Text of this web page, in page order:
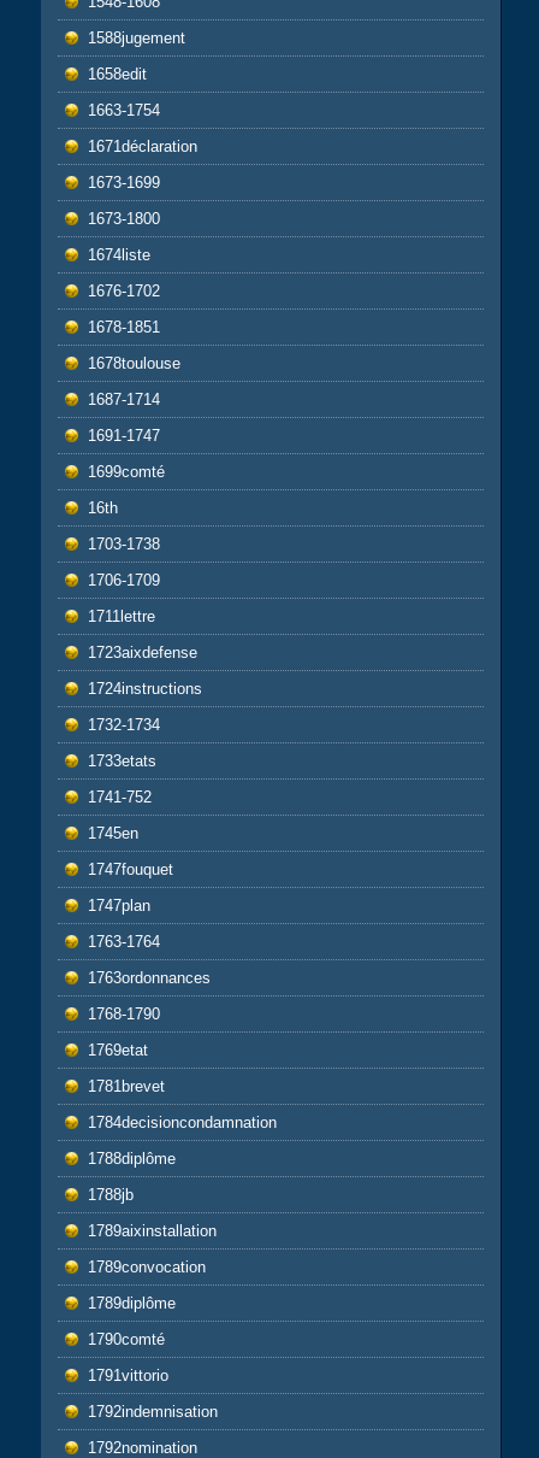
1588jugement
1658edit
1663-1754
1671déclaration
1673-1699
1673-1800
1674liste
1676-1702
1678-1851
1678toulouse
1687-1714
1691-1747
1699comté
16th
1703-1738
1706-1709
1711lettre
1723aixdefense
1724instructions
1732-1734
1733etats
1741-752
1745en
1747fouquet
1747plan
1763-1764
1763ordonnances
1768-1790
1769etat
1781brevet
1784decisioncondamnation
1788diplôme
1788jb
1789aixinstallation
1789convocation
1789diplôme
1790comté
1791vittorio
1792indemnisation
1792nomination